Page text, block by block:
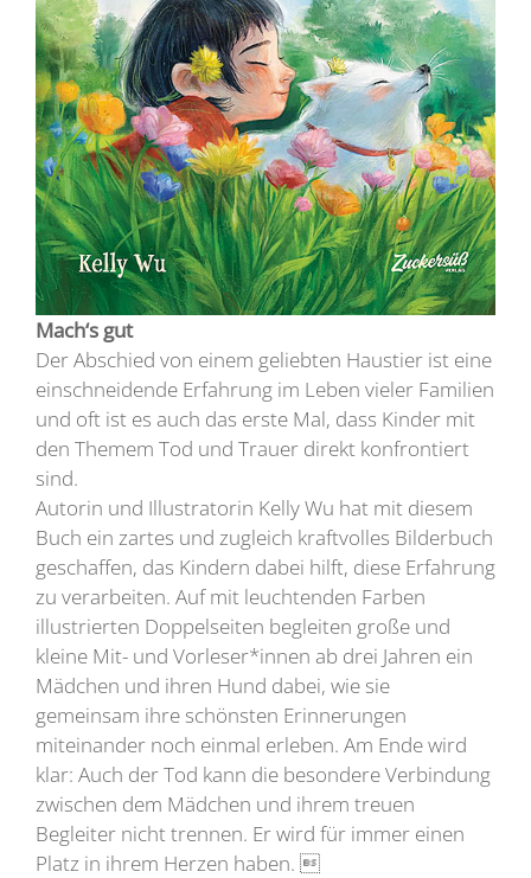
Mach‘s gut
Der Abschied von einem geliebten Haustier ist eine
einschneidende Erfahrung im Leben vieler Familien
und oft ist es auch das erste Mal, dass Kinder mit
den Themem Tod und Trauer direkt konfrontiert
sind.
Autorin und Illustratorin Kelly Wu hat mit diesem
Buch ein zartes und zugleich kraftvolles Bilderbuch
geschaffen, das Kindern dabei hilft, diese Erfahrung
zu verarbeiten. Auf mit leuchtenden Farben
illustrierten Doppelseiten begleiten große und
kleine Mit- und Vorleser*innen ab drei Jahren ein
Mädchen und ihren Hund dabei, wie sie
gemeinsam ihre schönsten Erinnerungen
miteinander noch einmal erleben. Am Ende wird
klar: Auch der Tod kann die besondere Verbindung
zwischen dem Mädchen und ihrem treuen
Begleiter nicht trennen. Er wird für immer einen
Platz in ihrem Herzen haben. 